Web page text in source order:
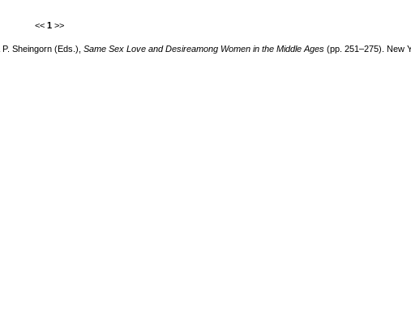
<< 1 >>
Sheingorn (Eds.), Same Sex Love and Desireamong Women in the Middle Ages(pp. 251–275). New